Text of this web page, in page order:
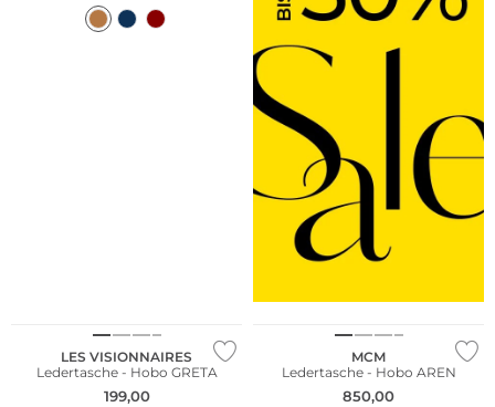
LES VISIONNAIRES
Ledertasche - Hobo GRETA
199,00
MCM
Ledertasche - Hobo AREN
850,00